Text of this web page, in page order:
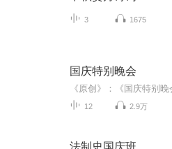
3 1675
国庆特别晚会
12 2.9万
法制史国庆班